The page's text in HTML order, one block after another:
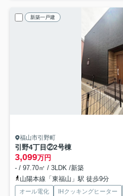
新築一戸建
福山市引野町
引野4丁目②2号棟
3,099万円
- / 97.70㎡ / 3LDK /新築
山陽本線「東福山」駅 徒歩9分
オール電化 IHクッキングヒーター